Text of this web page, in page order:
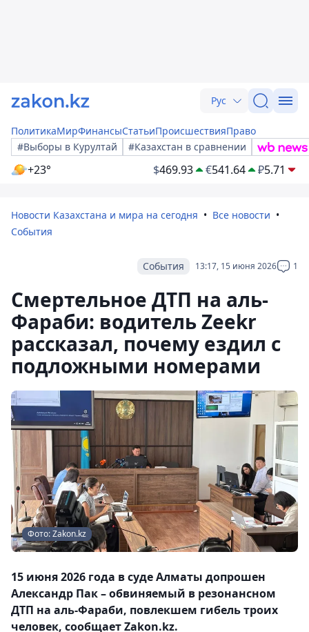
Рус
ПолитикаМирФинансыСтатьиПроисшествияПраво
#Выборы в Курултай
#Казахстан в сравнении
+23° $469.93 €541.64 ₽5.71
Новости Казахстана и мира на сегодня
Все новости
События
13:17, 15 июня 2026 1
События
Смертельное ДТП на аль-
Фараби: водитель Zeekr
рассказал, почему ездил с
подложными номерами
Фото: Zakon.kz
15 июня 2026 года в суде Алматы допрошен
Александр Пак – обвиняемый в резонансном
ДТП на аль-Фараби, повлекшем гибель троих
человек, сообщает Zakon.kz.